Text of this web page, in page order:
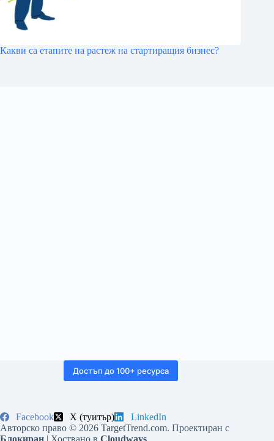
Какви са етапите на растеж на стартиращия бизнес?
Достъп до 100+ ресурса
Facebook X (туитър)
LinkedIn
Авторско право © 2026 TargetTrend.com. Проектиран с
Блокиран | Хоствано в Cloudways